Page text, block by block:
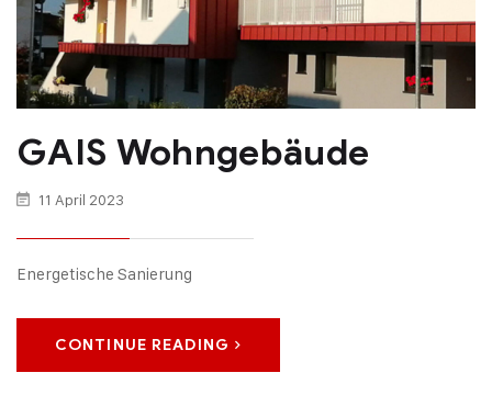
GAIS Wohngebäude
11 April 2023
Energetische Sanierung
CONTINUE READING